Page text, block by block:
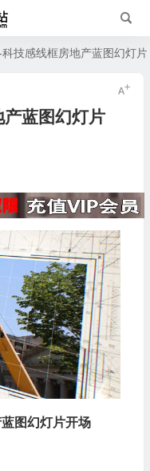
科技感线框房地产蓝图幻灯
蓝图幻灯片
图幻灯片开场